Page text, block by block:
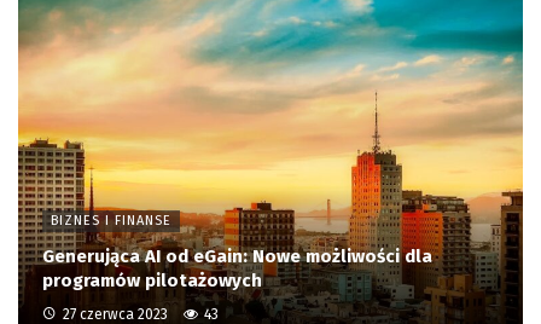
BIZNES I FINANSE
Generująca AI od eGain: Nowe możliwości dla
programów pilotażowych
27 czerwca 2023 43